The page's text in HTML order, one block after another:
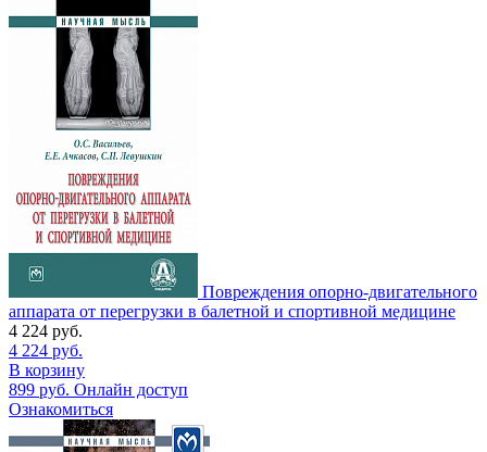
Повреждения опорно-двигательного
аппарата от перегрузки в балетной и спортивной медицине
4 224 руб.
4 224 руб.
В корзину
899 руб. Онлайн доступ
Ознакомиться